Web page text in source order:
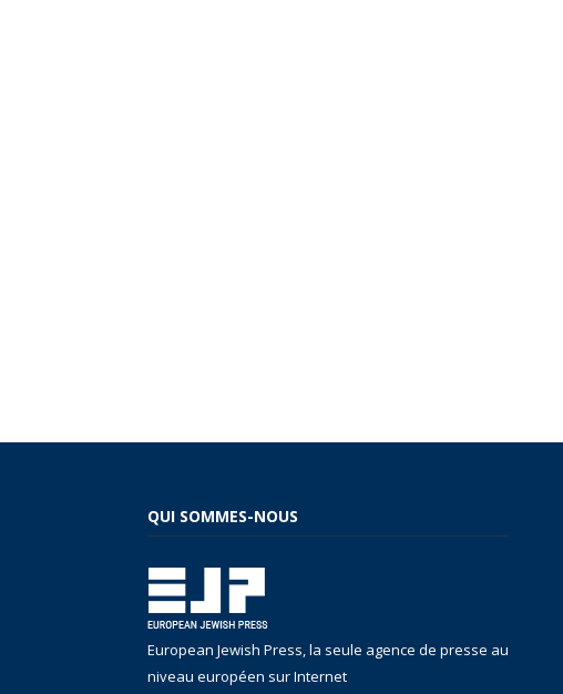
QUI SOMMES-NOUS
European Jewish Press, la seule agence de presse au
niveau européen sur Internet